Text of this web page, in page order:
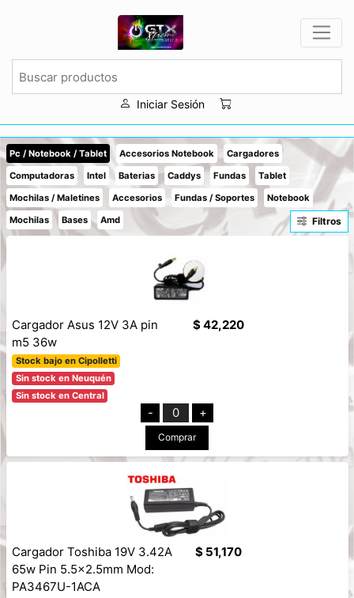
Iniciar Sesión
Pc / Notebook / Tablet Accesorios Notebook
Cargadores
Computadoras
Intel Baterias Caddys Fundas
Tablet
Mochilas / Maletines
Accesorios Fundas / Soportes
Notebook
Mochilas
Bases Amd Filtros
Cargador Asus 12V 3A pin
m5 36w
Stock bajo en Cipolletti
Sin stock en Neuquén
Sin stock en Central
$ 42,220
- 0 +
Comprar
Cargador Toshiba 19V 3.42A
65w Pin 5.5x2.5mm Mod:
PA3467U-1ACA
$ 51,170